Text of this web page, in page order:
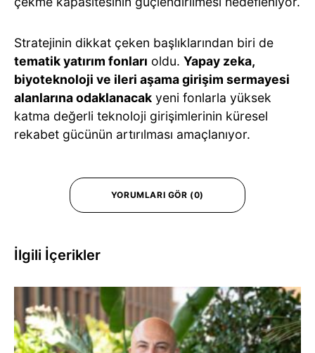
Stratejinin dikkat çeken başlıklarından biri de
tematik yatırım fonları oldu. Yapay zeka,
biyoteknoloji ve ileri aşama girişim sermayesi
alanlarına odaklanacak yeni fonlarla yüksek
katma değerli teknoloji girişimlerinin küresel
rekabet gücünün artırılması amaçlanıyor.
YORUMLARI GÖR (0)
İlgili İçerikler